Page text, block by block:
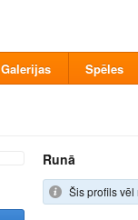
Galerijas Spēles
Runā
Šis profils vēl